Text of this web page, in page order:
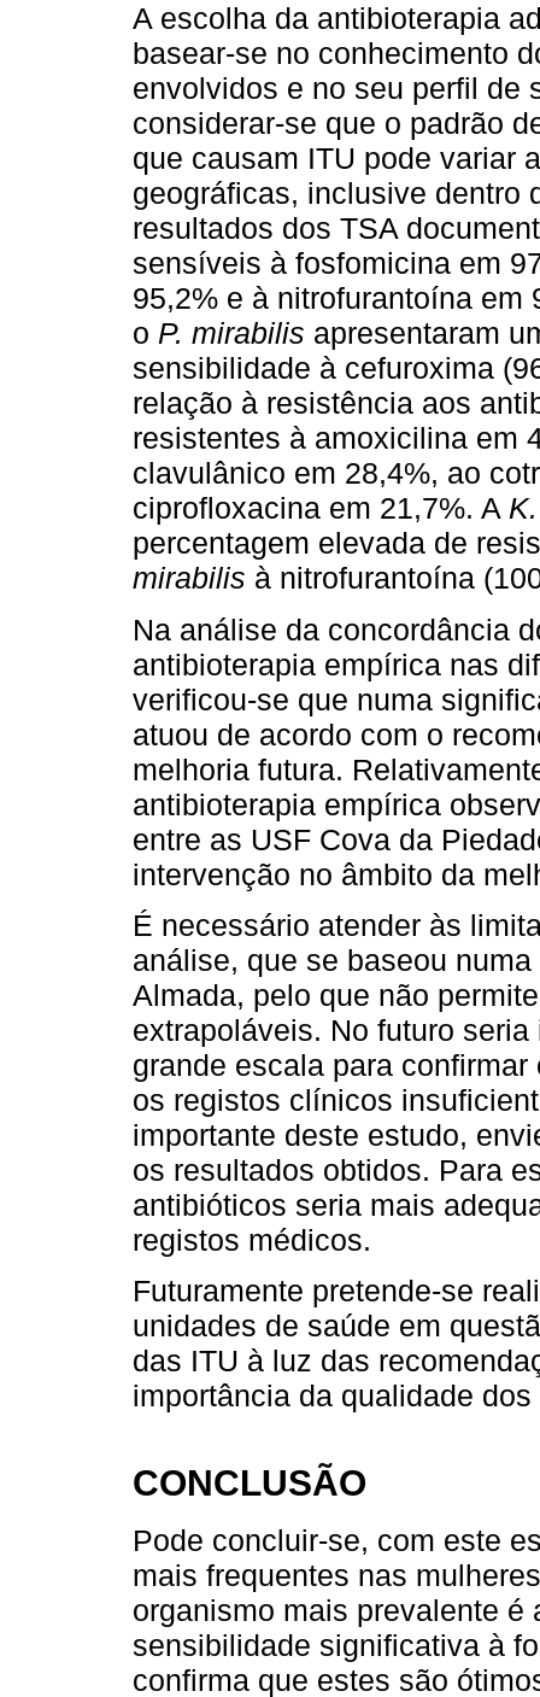
A escolha da antibioterapia
basear-se no conhecimento
envolvidos e no seu perfil de
considerar-se que o padrão
que causam ITU pode variar
geográficas, inclusive dentro
resultados dos TSA
sensíveis à fosfomicina em
95,2% e à nitrofurantoína em
o P. mirabilis apresentaram
sensibilidade à cefuroxima
relação à resistência aos
resistentes à amoxicilina em
clavulânico em 28,4%, ao
ciprofloxacina em 21,7%. A
percentagem elevada de
mirabilis à nitrofurantoína
Na análise da concordância
antibioterapia empírica nas
verificou-se que numa
atuou de acordo com o
melhoria futura.
antibioterapia empírica
entre as USF Cova da
intervenção no âmbito da
É necessário atender às
análise, que se baseou
Almada, pelo que não
extrapoláveis. No futuro
grande escala para
os registos clínicos
importante deste estudo,
os resultados obtidos. Para
antibióticos seria mais
registos médicos.
Futuramente pretende-se
unidades de saúde em
das ITU à luz das
importância da qualidade
CONCLUSÃO
Pode concluir-se, com este
mais frequentes nas
organismo mais prevalente é
sensibilidade significativa à
confirma que estes são